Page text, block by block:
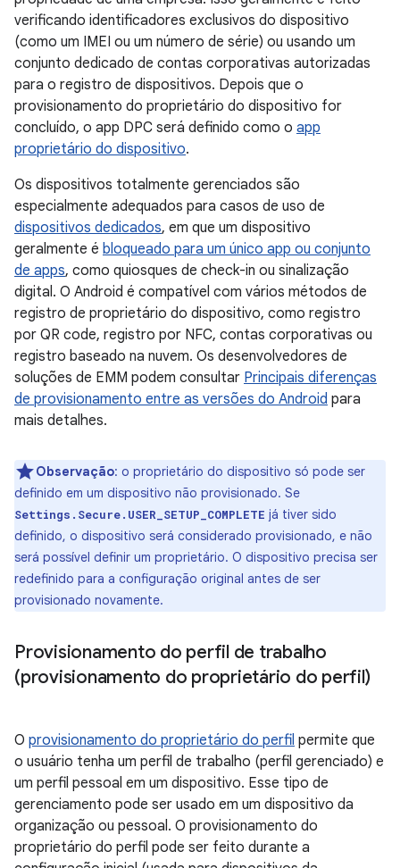
verificando identificadores exclusivos do dispositivo
(como um IMEI ou um número de série) ou usando um
conjunto dedicado de contas corporativas autorizadas
para o registro de dispositivos. Depois que o
provisionamento do proprietário do dispositivo for
concluído, o app DPC será definido como o app
proprietário do dispositivo.
Os dispositivos totalmente gerenciados são
especialmente adequados para casos de uso de
dispositivos dedicados, em que um dispositivo
geralmente é bloqueado para um único app ou conjunto
de apps, como quiosques de check-in ou sinalização
digital. O Android é compatível com vários métodos de
registro de proprietário do dispositivo, como registro
por QR code, registro por NFC, contas corporativas ou
registro baseado na nuvem. Os desenvolvedores de
soluções de EMM podem consultar Principais diferenças
de provisionamento entre as versões do Android para
mais detalhes.
Observação: o proprietário do dispositivo só pode ser
definido em um dispositivo não provisionado. Se
Settings.Secure.USER_SETUP_COMPLETE já tiver sido
definido, o dispositivo será considerado provisionado, e não
será possível definir um proprietário. O dispositivo precisa ser
redefinido para a configuração original antes de ser
provisionado novamente.
Provisionamento do perfil de trabalho
(provisionamento do proprietário do perfil)
O provisionamento do proprietário do perfil permite que
o usuário tenha um perfil de trabalho (perfil gerenciado) e
um perfil pessoal em um dispositivo. Esse tipo de
gerenciamento pode ser usado em um dispositivo da
organização ou pessoal. O provisionamento do
proprietário do perfil pode ser feito durante a